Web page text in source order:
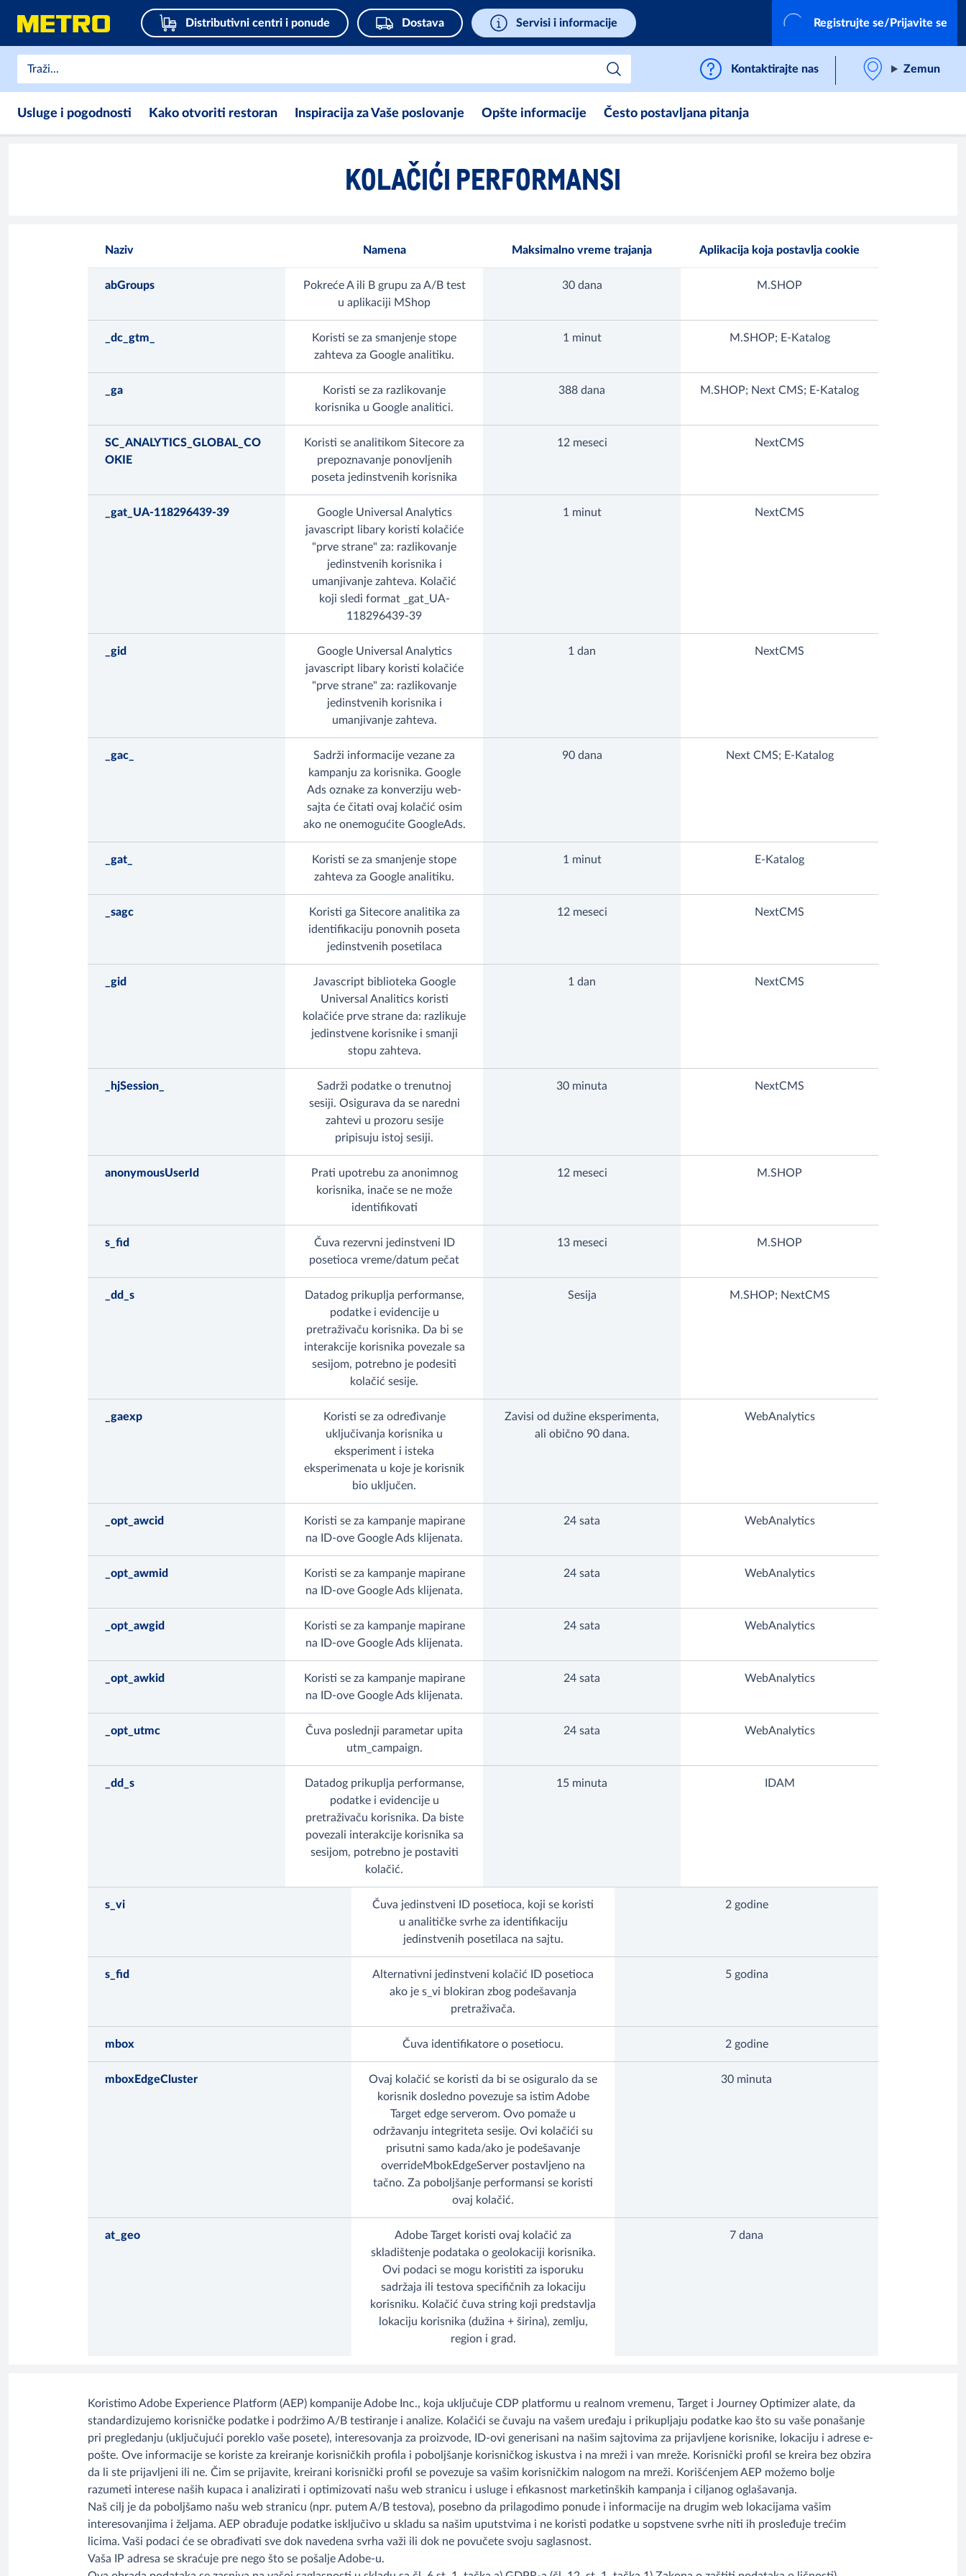
Distributivni centri i ponude Dostava Servisi i informacije Registrujte se/Prijavite se
Kontaktirajte nas Zemun
Usluge i pogodnosti Kako otvoriti restoran Inspiracija za Vaše poslovanje Opšte informacije Često postavljana pitanja
KOLAČIĆI PERFORMANSI
Naziv Namena Maksimalno vreme trajanja Aplikacija koja postavlja cookie
abGroups
Pokreće A ili B grupu za A/B test
u aplikaciji MShop
30 dana M.SHOP
_dc_gtm_
Koristi se za smanjenje stope
zahteva za Google analitiku.
1 minut M.SHOP; E-Katalog
_ga
Koristi se za razlikovanje
korisnika u Google analitici.
388 dana M.SHOP; Next CMS; E-Katalog
SC_ANALYTICS_GLOBAL_CO
OKIE
Koristi se analitikom Sitecore za
prepoznavanje ponovljenih
poseta jedinstvenih korisnika
12 meseci NextCMS
_gat_UA-118296439-39
Google Universal Analytics
javascript libary koristi kolačiće
"prve strane" za: razlikovanje
jedinstvenih korisnika i
umanjivanje zahteva. Kolačić
koji sledi format _gat_UA-
118296439-39
1 minut NextCMS
_gid
Google Universal Analytics
javascript libary koristi kolačiće
"prve strane" za: razlikovanje
jedinstvenih korisnika i
umanjivanje zahteva.
1 dan NextCMS
_gac_
Sadrži informacije vezane za
kampanju za korisnika. Google
Ads oznake za konverziju web-
sajta će čitati ovaj kolačić osim
ako ne onemogućite GoogleAds.
90 dana Next CMS; E-Katalog
_gat_
Koristi se za smanjenje stope
zahteva za Google analitiku.
1 minut E-Katalog
_sagc
Koristi ga Sitecore analitika za
identifikaciju ponovnih poseta
jedinstvenih posetilaca
12 meseci NextCMS
_gid
Javascript biblioteka Google
Universal Analitics koristi
kolačiće prve strane da: razlikuje
jedinstvene korisnike i smanji
stopu zahteva.
1 dan NextCMS
_hjSession_
Sadrži podatke o trenutnoj
sesiji. Osigurava da se naredni
zahtevi u prozoru sesije
pripisuju istoj sesiji.
30 minuta NextCMS
anonymousUserId
Prati upotrebu za anonimnog
korisnika, inače se ne može
identifikovati
12 meseci M.SHOP
s_fid
Čuva rezervni jedinstveni ID
posetioca vreme/datum pečat
13 meseci M.SHOP
_dd_s
Datadog prikuplja performanse,
podatke i evidencije u
pretraživaču korisnika. Da bi se
interakcije korisnika povezale sa
sesijom, potrebno je podesiti
kolačić sesije.
Sesija M.SHOP; NextCMS
_gaexp
Koristi se za određivanje
uključivanja korisnika u
eksperiment i isteka
eksperimenata u koje je korisnik
bio uključen.
Zavisi od dužine eksperimenta,
ali obično 90 dana.
WebAnalytics
_opt_awcid
Koristi se za kampanje mapirane
na ID-ove Google Ads klijenata.
24 sata WebAnalytics
_opt_awmid
Koristi se za kampanje mapirane
na ID-ove Google Ads klijenata.
24 sata WebAnalytics
_opt_awgid
Koristi se za kampanje mapirane
na ID-ove Google Ads klijenata.
24 sata WebAnalytics
_opt_awkid
Koristi se za kampanje mapirane
na ID-ove Google Ads klijenata.
24 sata WebAnalytics
_opt_utmc
Čuva poslednji parametar upita
utm_campaign.
24 sata WebAnalytics
_dd_s
Datadog prikuplja performanse,
podatke i evidencije u
pretraživaču korisnika. Da biste
povezali interakcije korisnika sa
sesijom, potrebno je postaviti
kolačić.
15 minuta IDAM
s_vi
Čuva jedinstveni ID posetioca, koji se koristi
u analitičke svrhe za identifikaciju
jedinstvenih posetilaca na sajtu.
2 godine
s_fid
Alternativni jedinstveni kolačić ID posetioca
ako je s_vi blokiran zbog podešavanja
pretraživača.
5 godina
mbox Čuva identifikatore o posetiocu. 2 godine
mboxEdgeCluster
Ovaj kolačić se koristi da bi se osiguralo da se
korisnik dosledno povezuje sa istim Adobe
Target edge serverom. Ovo pomaže u
održavanju integriteta sesije. Ovi kolačići su
prisutni samo kada/ako je podešavanje
overrideMbokEdgeServer postavljeno na
tačno. Za poboljšanje performansi se koristi
ovaj kolačić.
30 minuta
at_geo
Adobe Target koristi ovaj kolačić za
skladištenje podataka o geolokaciji korisnika.
Ovi podaci se mogu koristiti za isporuku
sadržaja ili testova specifičnih za lokaciju
korisniku. Kolačić čuva string koji predstavlja
lokaciju korisnika (dužina + širina), zemlju,
region i grad.
7 dana
Koristimo Adobe Experience Platform (AEP) kompanije Adobe Inc., koja uključuje CDP platformu u realnom vremenu, Target i Journey Optimizer alate, da
standardizujemo korisničke podatke i podržimo A/B testiranje i analize. Kolačići se čuvaju na vašem uređaju i prikupljaju podatke kao što su vaše ponašanje
pri pregledanju (uključujući poreklo vaše posete), interesovanja za proizvode, ID-ovi generisani na našim sajtovima za prijavljene korisnike, lokaciju i adrese e-
pošte. Ove informacije se koriste za kreiranje korisničkih profila i poboljšanje korisničkog iskustva i na mreži i van mreže. Korisnički profil se kreira bez obzira
da li ste prijavljeni ili ne. Čim se prijavite, kreirani korisnički profil se povezuje sa vašim korisničkim nalogom na mreži. Korišćenjem AEP možemo bolje
razumeti interese naših kupaca i analizirati i optimizovati našu web stranicu i usluge i efikasnost marketinških kampanja i ciljanog oglašavanja.
Naš cilj je da poboljšamo našu web stranicu (npr. putem A/B testova), posebno da prilagodimo ponude i informacije na drugim web lokacijama vašim
interesovanjima i željama. AEP obrađuje podatke isključivo u skladu sa našim uputstvima i ne koristi podatke u sopstvene svrhe niti ih prosleđuje trećim
licima. Vaši podaci će se obrađivati sve dok navedena svrha važi ili dok ne povučete svoju saglasnost.
Vaša IP adresa se skraćuje pre nego što se pošalje Adobe-u.